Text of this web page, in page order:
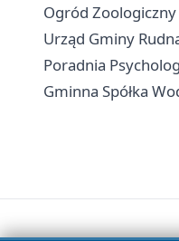
Ogród
Urząd Gminy
Poradnia
Gminna Spółka